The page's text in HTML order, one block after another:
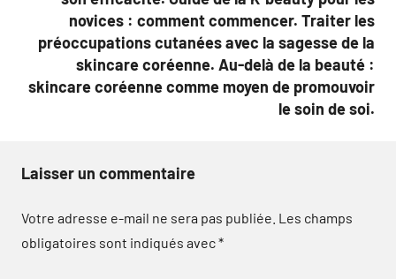
novices : comment commencer. Traiter les
préoccupations cutanées avec la sagesse de la
skincare coréenne. Au-delà de la beauté :
skincare coréenne comme moyen de promouvoir
le soin de soi.
Laisser un commentaire
Votre adresse e-mail ne sera pas publiée. Les champs
obligatoires sont indiqués avec*